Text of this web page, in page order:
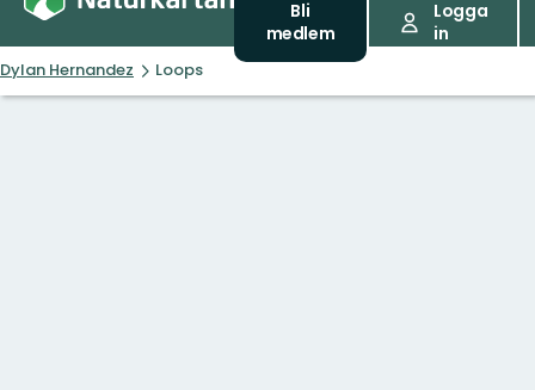
Bli
medlem
Logga
in
Dylan Hernandez Loops